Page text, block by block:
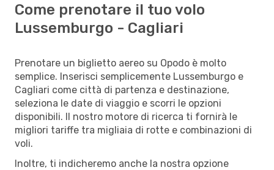
Come prenotare il tuo volo
Lussemburgo - Cagliari
Prenotare un biglietto aereo su Opodo è molto
semplice. Inserisci semplicemente Lussemburgo e
Cagliari come città di partenza e destinazione,
seleziona le date di viaggio e scorri le opzioni
disponibili. Il nostro motore di ricerca ti fornirà le
migliori tariffe tra migliaia di rotte e combinazioni di
voli.
Inoltre, ti indicheremo anche la nostra opzione